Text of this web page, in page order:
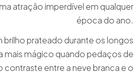
atração imperdível em qualquer
época do ano.
brilho prateado durante os longos
mais mágico quando pedaços de
contraste entre a neve branca e o